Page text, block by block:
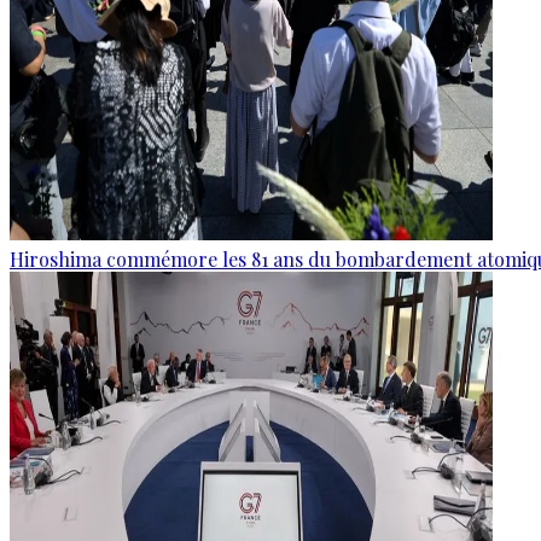
Hiroshima commémore les 81 ans du bombardement